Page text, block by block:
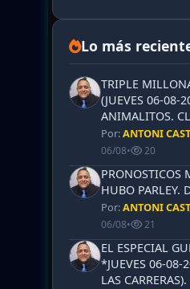
Lo más
TRIPLE
(JUEVES 06-08-
ANIMALITOS.
Por:ANTONI
06/08• 20
PRONOSTICOS
HUBO PARLEY.
Por:ANTONI
06/08• 21
EL ESPECIAL
*JUEVES 06-08-
LAS